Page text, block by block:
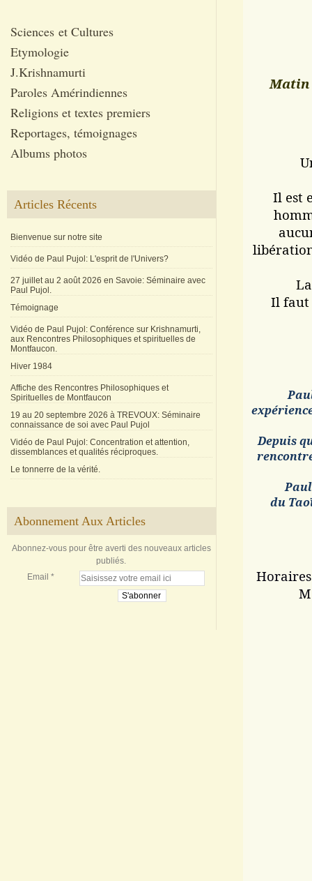
Sciences et Cultures
Etymologie
J.Krishnamurti
Paroles Amérindiennes
Religions et textes premiers
Reportages, témoignages
Albums photos
Articles Récents
Bienvenue sur notre site
Vidéo de Paul Pujol: L'esprit de l'Univers?
27 juillet au 2 août 2026 en Savoie: Séminaire avec
Paul Pujol.
Témoignage
Vidéo de Paul Pujol: Conférence sur Krishnamurti,
aux Rencontres Philosophiques et spirituelles de
Montfaucon.
Hiver 1984
Affiche des Rencontres Philosophiques et
Spirituelles de Montfaucon
19 au 20 septembre 2026 à TREVOUX: Séminaire
connaissance de soi avec Paul Pujol
Vidéo de Paul Pujol: Concentration et attention,
dissemblances et qualités réciproques.
Le tonnerre de la vérité.
Abonnement Aux Articles
Abonnez-vous pour être averti des nouveaux articles
publiés.
Email
Il est
Il faut
Depuis
du